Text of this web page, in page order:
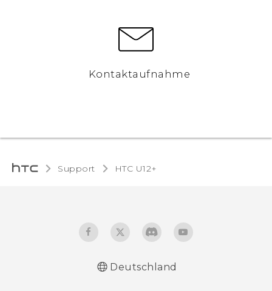
Kontaktaufnahme
Support HTC U12+‎
Deutschland